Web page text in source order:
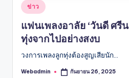
Posted
in
ข่าว
แฟนเพลงอาลัย ‘วันดี ศรี
ทุ่งจากไปอย่างสงบ
วงการเพลงลูกทุ่งต้องสูญเสียนัก…
Posted
Webadmin กันยายน 26, 2025